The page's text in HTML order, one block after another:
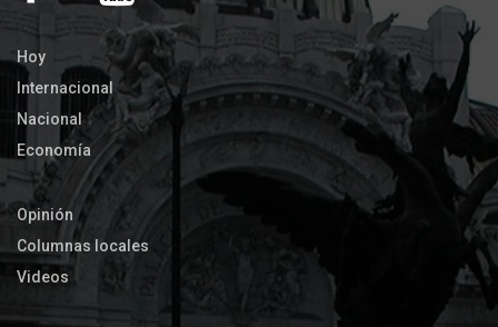
Hoy
Internacional
Nacional
Economía
Opinión
Columnas locales
Videos